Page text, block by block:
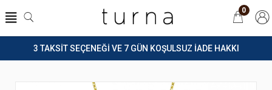
3 TAKSİT SEÇENEĞİ VE 7 GÜN KOŞULSUZ İADE HAKKI
0